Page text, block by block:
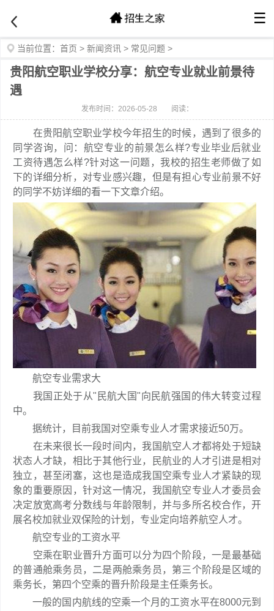
☰
当前位置： 首页 > 新闻资讯 > 常见问题 >
贵阳航空职业学校分享：航空专业就业前景待
遇
发布时间：2026-05-28 阅读：
在贵阳航空职业学校今年招生的时候，遇到了很多的
同学咨询，问：航空专业的前景怎么样?专业毕业后就业
工资待遇怎么样?针对这一问题，我校的招生老师做了如
下的详细分析，对专业感兴趣，但是有担心专业前景不好
的同学不妨详细的看一下文章介绍。
航空专业需求大
我国正处于从"民航大国"向民航强国的伟大转变过程
中。
据统计，目前我国对空乘专业人才需求接近50万。
在未来很长一段时间内，我国航空人才都将处于短缺
状态人才缺，相比于其他行业，民航业的人才引进是相对
独立，甚至闭塞，这也是造成我国空乘专业人才紧缺的现
象的重要原因，针对这一情况，我国航空专业人才委员会
决定放宽高考分数线与年龄限制，并与多所名校合作，开
展名校加就业双保险的计划，专业定向培养航空人才。
航空专业的工资水平
空乘在职业晋升方面可以分为四个阶段，一是最基础
的普通舱乘务员，二是两舱乘务员，第三个阶段是区域的
乘务长，第四个空乘的晋升阶段是主任乘务长。
一般的国内航线的空乘一个月的工资水平在8000元到